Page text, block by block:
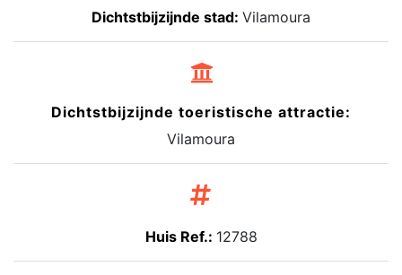
Dichtstbijzijnde stad: Vilamoura
Dichtstbijzijnde toeristische attractie:
Vilamoura
Huis Ref.: 12788